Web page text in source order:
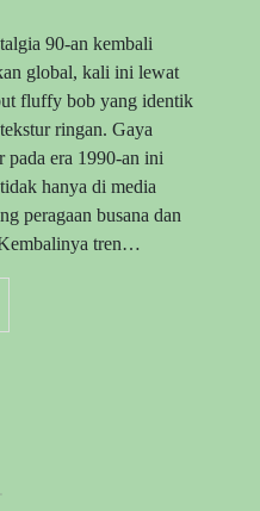
90-an kembali
global, kali ini lewat
fluffy bob yang identik
ringan. Gaya
pada era 1990-an ini
hanya di media
peragaan busana dan
tren…